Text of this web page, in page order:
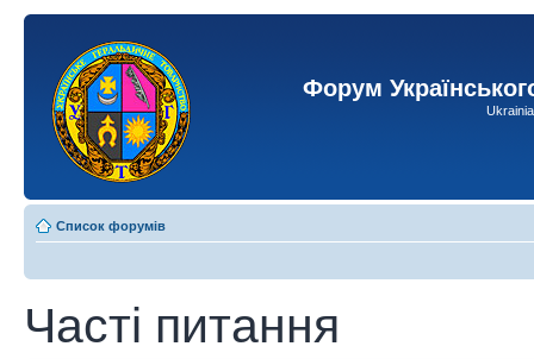
Форум
Список форумів
Часті питання